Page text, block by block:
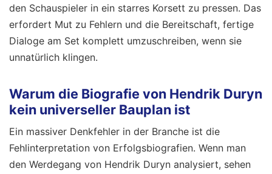
den Schauspieler in ein starres Korsett zu pressen. Das
erfordert Mut zu Fehlern und die Bereitschaft, fertige
Dialoge am Set komplett umzuschreiben, wenn sie
unnatürlich klingen.
Warum die Biografie von Hendrik Duryn
kein universeller Bauplan ist
Ein massiver Denkfehler in der Branche ist die
Fehlinterpretation von Erfolgsbiografien. Wenn man
den Werdegang von Hendrik Duryn analysiert, sehen